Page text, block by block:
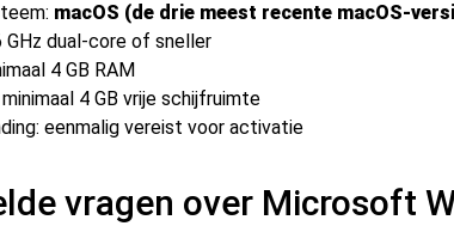
macOS (de drie meest recente macOS-
GHz dual-core of sneller
4 GB RAM
4 GB vrije schijfruimte
eenmalig vereist voor activatie
vragen over Microsoft